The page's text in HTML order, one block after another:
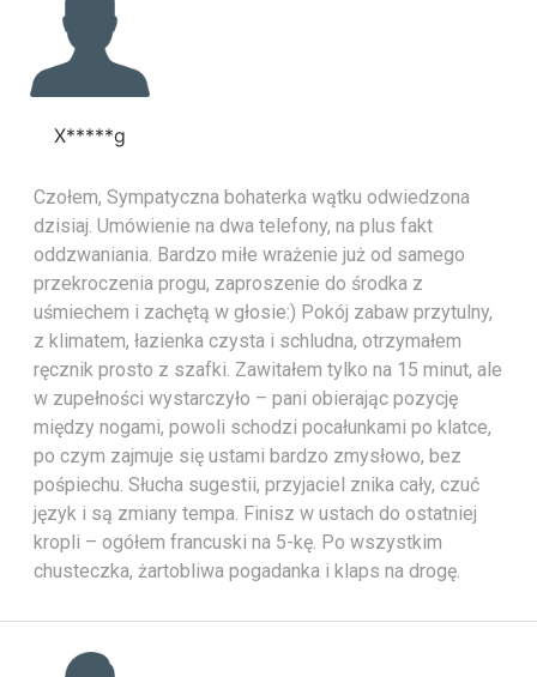
X*****g
Czołem, Sympatyczna bohaterka wątku odwiedzona
dzisiaj. Umówienie na dwa telefony, na plus fakt
oddzwaniania. Bardzo miłe wrażenie już od samego
przekroczenia progu, zaproszenie do środka z
uśmiechem i zachętą w głosie:) Pokój zabaw przytulny,
z klimatem, łazienka czysta i schludna, otrzymałem
ręcznik prosto z szafki. Zawitałem tylko na 15 minut, ale
w zupełności wystarczyło – pani obierając pozycję
między nogami, powoli schodzi pocałunkami po klatce,
po czym zajmuje się ustami bardzo zmysłowo, bez
pośpiechu. Słucha sugestii, przyjaciel znika cały, czuć
język i są zmiany tempa. Finisz w ustach do ostatniej
kropli – ogółem francuski na 5-kę. Po wszystkim
chusteczka, żartobliwa pogadanka i klaps na drogę.